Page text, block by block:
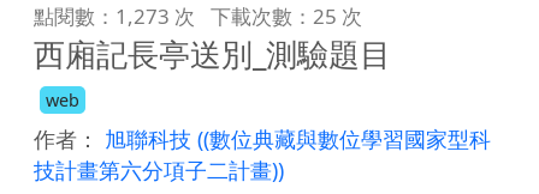
點閱數：1,273 次 下載次數：25 次
西廂記長亭送別_測驗題目
web
作者： 旭聯科技 ((數位典藏與數位學習國家型科
技計畫第六分項子二計畫))